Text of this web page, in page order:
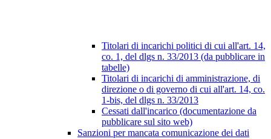
Titolari di incarichi politici di cui all'art. 14,
co. 1, del dlgs n. 33/2013 (da pubblicare in
tabelle)
Titolari di incarichi di amministrazione, di
direzione o di governo di cui all'art. 14, co.
1-bis, del dlgs n. 33/2013
Cessati dall'incarico (documentazione da
pubblicare sul sito web)
Sanzioni per mancata comunicazione dei dati